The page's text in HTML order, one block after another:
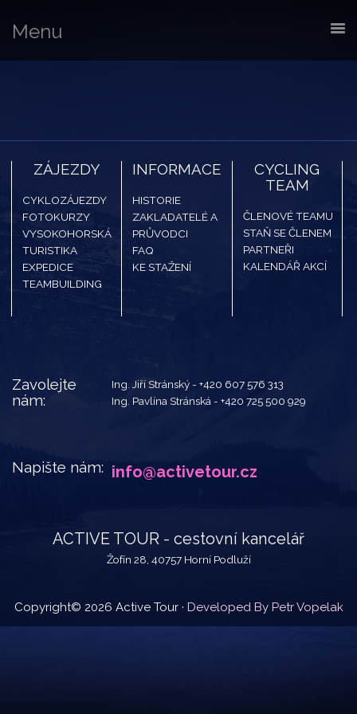
Menu
ZÁJEZDY
CYKLOZÁJEZDY
FOTOKURZY
VYSOKOHORSKÁ
TURISTIKA
EXPEDICE
TEAMBUILDING
INFORMACE
HISTORIE
ZAKLADATELÉ A
PRŮVODCI
FAQ
KE STAŽENÍ
CYCLING
TEAM
ČLENOVÉ TEAMU
STAŇ SE ČLENEM
PARTNEŘI
KALENDÁŘ AKCÍ
Zavolejte
nám:
Ing. Jiří Stránský -+420 607 576 313
Ing. Pavlína Stránská -+420 725 500 929
Napište nám: info@activetour.cz
ACTIVE TOUR - cestovní kancelář
Žofín 28, 40757 Horní Podluží
Copyright© 2026 Active Tour · Developed By Petr Vopelak